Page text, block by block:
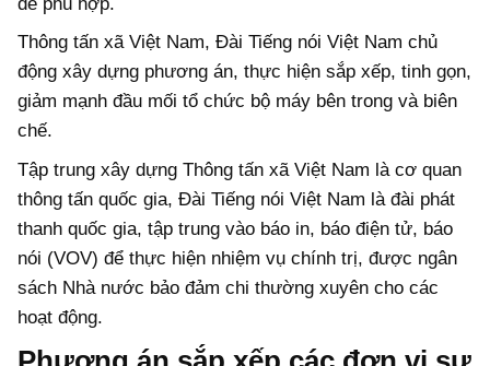
Thông tấn xã Việt Nam, Đài Tiếng nói Việt Nam chủ
động xây dựng phương án, thực hiện sắp xếp, tinh gọn,
giảm mạnh đầu mối tổ chức bộ máy bên trong và biên
chế.
Tập trung xây dựng Thông tấn xã Việt Nam là cơ quan
thông tấn quốc gia, Đài Tiếng nói Việt Nam là đài phát
thanh quốc gia, tập trung vào báo in, báo điện tử, báo
nói (VOV) để thực hiện nhiệm vụ chính trị, được ngân
sách Nhà nước bảo đảm chi thường xuyên cho các
hoạt động.